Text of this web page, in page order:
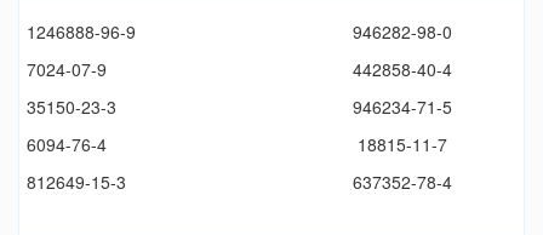
1246888-96-9
946282-98-0
7024-07-9
442858-40-4
35150-23-3
946234-71-5
6094-76-4
18815-11-7
812649-15-3
637352-78-4